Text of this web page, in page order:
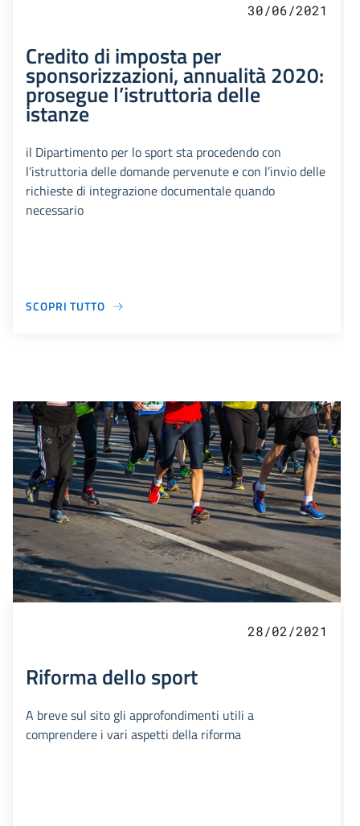
30/06/2021
Credito di imposta per
sponsorizzazioni, annualità 2020:
prosegue l’istruttoria delle
istanze
il Dipartimento per lo sport sta procedendo con
l’istruttoria delle domande pervenute e con l’invio delle
richieste di integrazione documentale quando
necessario
SCOPRI TUTTO
28/02/2021
Riforma dello sport
A breve sul sito gli approfondimenti utili a
comprendere i vari aspetti della riforma